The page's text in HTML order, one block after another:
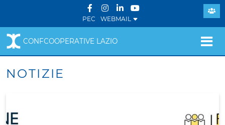
PEC WEBMAIL
CONFCOOPERATIVE LAZIO
NOTIZIE